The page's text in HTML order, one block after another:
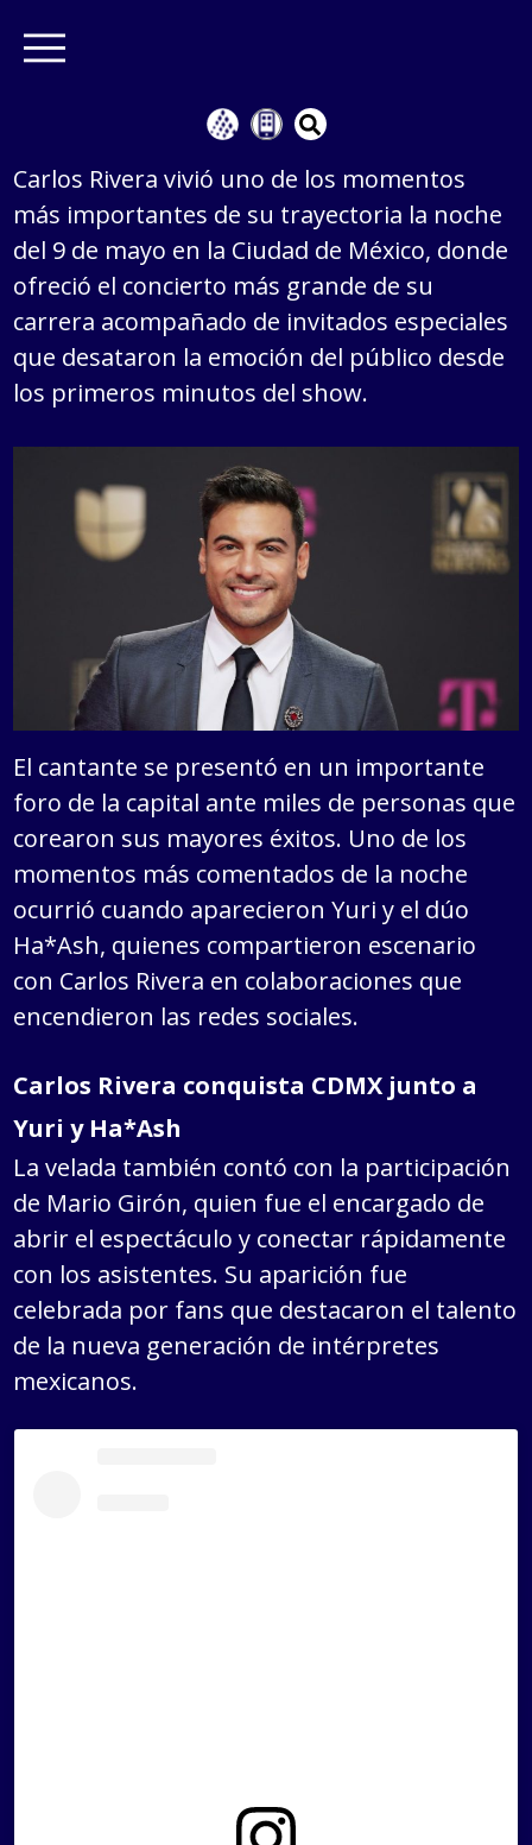
Carlos Rivera vivió uno de los momentos
más importantes de su trayectoria la noche
del 9 de mayo en la Ciudad de México, donde
ofreció el concierto más grande de su
carrera acompañado de invitados especiales
que desataron la emoción del público desde
los primeros minutos del show.
El cantante se presentó en un importante
foro de la capital ante miles de personas que
corearon sus mayores éxitos. Uno de los
momentos más comentados de la noche
ocurrió cuando aparecieron Yuri y el dúo
Ha*Ash, quienes compartieron escenario
con Carlos Rivera en colaboraciones que
encendieron las redes sociales.
Carlos Rivera conquista CDMX junto a
Yuri y Ha*Ash
La velada también contó con la participación
de Mario Girón, quien fue el encargado de
abrir el espectáculo y conectar rápidamente
con los asistentes. Su aparición fue
celebrada por fans que destacaron el talento
de la nueva generación de intérpretes
mexicanos.